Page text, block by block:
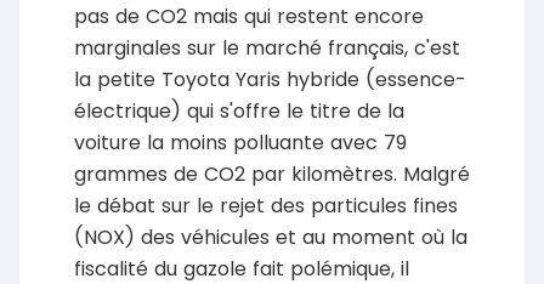
pas de CO2 mais qui restent encore
marginales sur le marché français, c'est
la petite Toyota Yaris hybride (essence-
électrique) qui s'offre le titre de la
voiture la moins polluante avec 79
grammes de CO2 par kilomètres. Malgré
le débat sur le rejet des particules fines
(NOX) des véhicules et au moment où la
fiscalité du gazole fait polémique, il